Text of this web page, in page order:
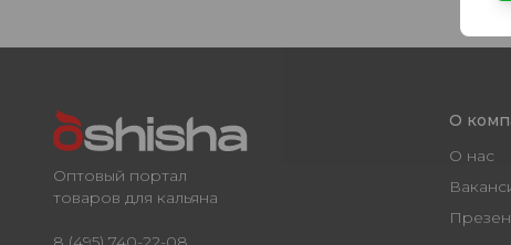
Оптовый портал
товаров для кальяна
О
О нас